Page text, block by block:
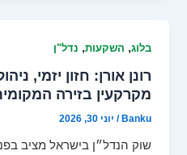
בלוג, השקעות, נדל"ן
רונן אורן: חזון יזמי,
מקרקעין בזירה
Banku
/ יוני 30, 2026
שוק הנדל״ן בישראל מציב